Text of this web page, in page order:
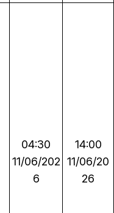
04:30
11/06/202
6
14:00
11/06/20
26